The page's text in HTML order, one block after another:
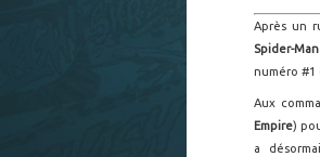
Après un
Spider-Man
numéro #1
Aux
Empire)
a